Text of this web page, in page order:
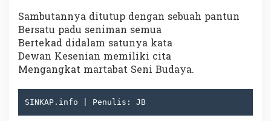
Sambutannya ditutup dengan sebuah pantun
Bersatu padu seniman semua
Bertekad didalam satunya kata
Dewan Kesenian memiliki cita
Mengangkat martabat Seni Budaya.
SINKAP.info | Penulis: JB